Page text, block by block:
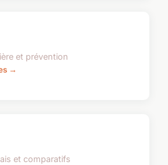
et prévention
→
et comparatifs